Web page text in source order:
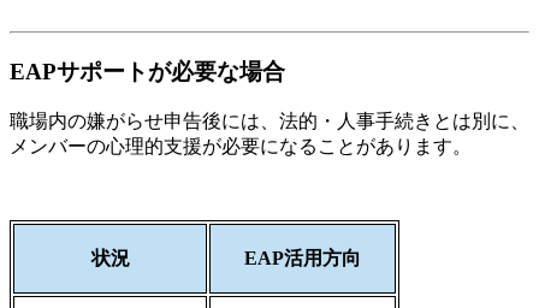
EAPサポートが必要な場合
職場内の嫌がらせ申告後には、法的・人事手続きとは別に、
メンバーの心理的支援が必要になることがあります。
状況 EAP活用方向